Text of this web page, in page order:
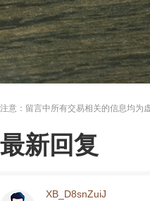
注意：留言中所有交易相关的信息均为
最新回复
XB_D8snZuiJ